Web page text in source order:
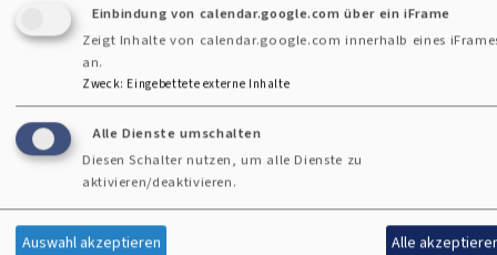
Einbindung von calendar.google.com über ein iFrame
Zeigt Inhalte von calendar.google.com innerhalb eines
an.
Zweck: Eingebettete externe Inhalte
Alle Dienste umschalten
Diesen Schalter nutzen, um alle Dienste zu
aktivieren/deaktivieren.
Auswahl akzeptieren Alle